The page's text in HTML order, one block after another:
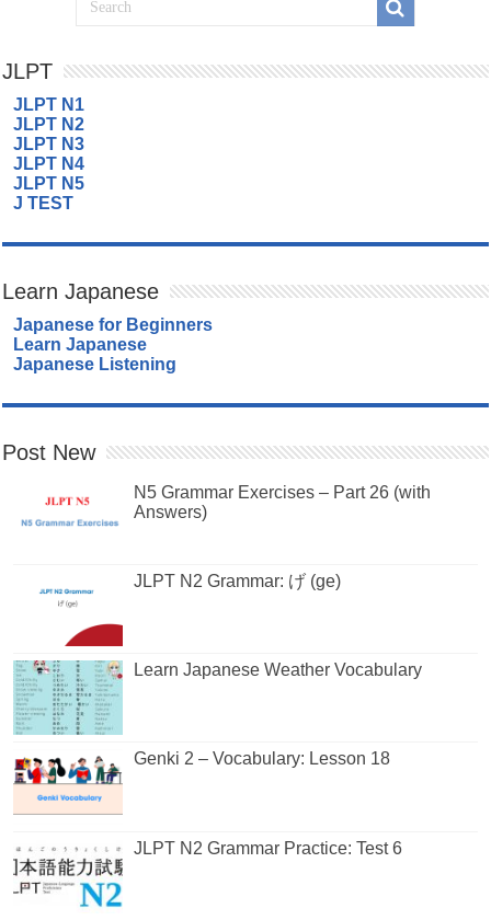
JLPT
JLPT N1
JLPT N2
JLPT N3
JLPT N4
JLPT N5
J TEST
Learn Japanese
Japanese for Beginners
Learn Japanese
Japanese Listening
Post New
N5 Grammar Exercises – Part 26 (with
Answers)
JLPT N2 Grammar: げ (ge)
Learn Japanese Weather Vocabulary
Genki 2 – Vocabulary: Lesson 18
JLPT N2 Grammar Practice: Test 6